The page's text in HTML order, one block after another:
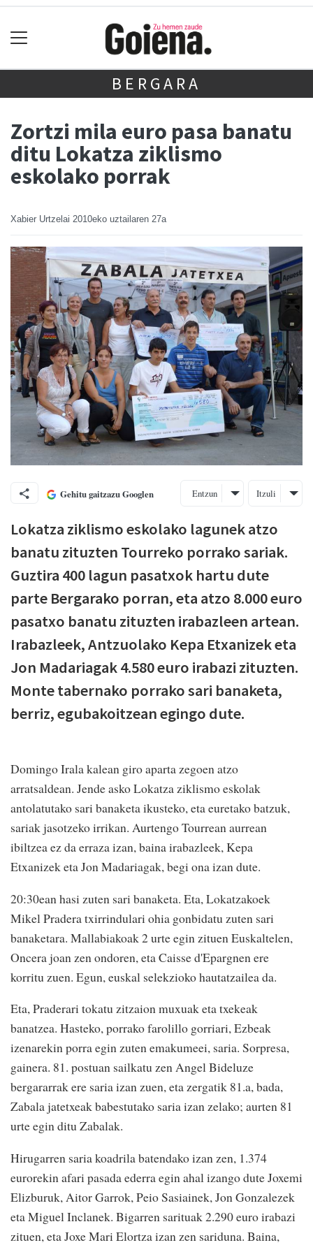
BERGARA
Zortzi mila euro pasa banatu
ditu Lokatza ziklismo
eskolako porrak
Xabier Urtzelai 2010eko uztailaren 27a
Gehitu gaitzazu Googlen Entzun Itzuli
Lokatza ziklismo eskolako lagunek atzo
banatu zituzten Tourreko porrako sariak.
Guztira 400 lagun pasatxok hartu dute
parte Bergarako porran, eta atzo 8.000 euro
pasatxo banatu zituzten irabazleen artean.
Irabazleek, Antzuolako Kepa Etxanizek eta
Jon Madariagak 4.580 euro irabazi zituzten.
Monte tabernako porrako sari banaketa,
berriz, egubakoitzean egingo dute.
Domingo Irala kalean giro aparta zegoen atzo
arratsaldean. Jende asko Lokatza ziklismo eskolak
antolatutako sari banaketa ikusteko, eta euretako batzuk,
sariak jasotzeko irrikan. Aurtengo Tourrean aurrean
ibiltzea ez da erraza izan, baina irabazleek, Kepa
Etxanizek eta Jon Madariagak, begi ona izan dute.
20:30ean hasi zuten sari banaketa. Eta, Lokatzakoek
Mikel Pradera txirrindulari ohia gonbidatu zuten sari
banaketara. Mallabiakoak 2 urte egin zituen Euskaltelen,
Oncera joan zen ondoren, eta Caisse d'Epargnen ere
korritu zuen. Egun, euskal selekzioko hautatzailea da.
Eta, Praderari tokatu zitzaion muxuak eta txekeak
banatzea. Hasteko, porrako farolillo gorriari, Ezbeak
izenarekin porra egin zuten emakumeei, saria. Sorpresa,
gainera. 81. postuan sailkatu zen Angel Bideluze
bergararrak ere saria izan zuen, eta zergatik 81.a, bada,
Zabala jatetxeak babestutako saria izan zelako; aurten 81
urte egin ditu Zabalak.
Hirugarren saria koadrila batendako izan zen, 1.374
eurorekin afari pasada ederra egin ahal izango dute Joxemi
Elizburuk, Aitor Garrok, Peio Sasiainek, Jon Gonzalezek
eta Miguel Inclanek. Bigarren sarituak 2.290 euro irabazi
zituen, eta Joxe Mari Elortza izan zen sariduna. Baina,